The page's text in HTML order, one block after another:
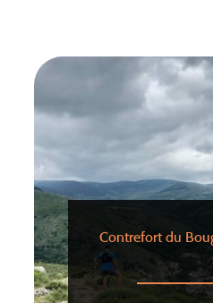
Contrefort du